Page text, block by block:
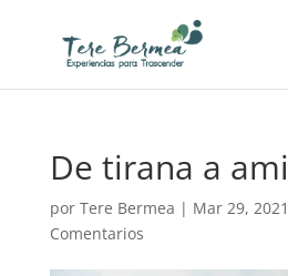
De tirana a
por Tere Bermea | Mar 29, 2021
Comentarios